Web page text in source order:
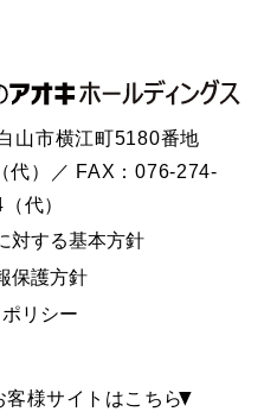
山市横江町5180番地
代）／ FAX：076-274-
代）
対する基本方針
保護方針
リシー
客様サイトはこちら